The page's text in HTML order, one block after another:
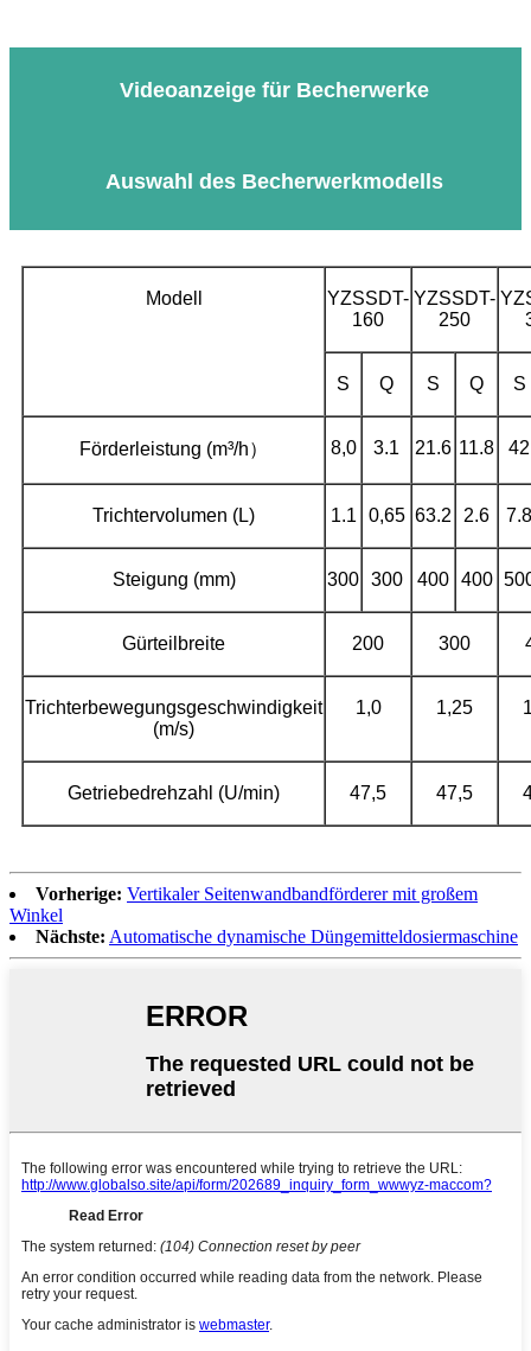
Videoanzeige für Becherwerke
Auswahl des Becherwerkmodells
Modell
YZSSDT-
160
YZSSDT-
250
S Q S Q S
Förderleistung (m³/h） 8,0 3.1 21.6 11.8 42
Trichtervolumen (L) 1.1 0,65 63.2 2.6 7.8
Steigung (mm) 300 300 400 400
Gürteilbreite 200 300
Trichterbewegungsgeschwindigkeit
(m/s)
1,0 1,25
Getriebedrehzahl (U/min) 47,5 47,5
Vorherige: Vertikaler Seitenwandbandförderer mit großem
Winkel
Nächste: Automatische dynamische Düngemitteldosiermaschine